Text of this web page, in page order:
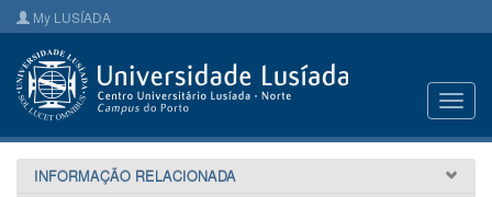
My LUSÍADA
INFORMAÇÃO RELACIONADA